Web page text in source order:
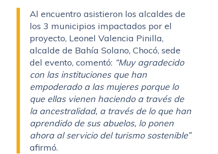
Al encuentro asistieron los alcaldes de
los 3 municipios impactados por el
proyecto, Leonel Valencia Pinilla,
alcalde de Bahía Solano, Chocó, sede
del evento, comentó: “Muy agradecido
con las instituciones que han
empoderado a las mujeres porque lo
que ellas vienen haciendo a través de
la ancestralidad, a través de lo que han
aprendido de sus abuelos, lo ponen
ahora al servicio del turismo sostenible”
afirmó.